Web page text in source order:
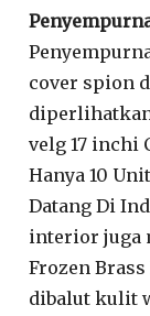
cover spion
velg 17 inchi
Hanya 10
Datang Di
interior juga
Frozen
dibalut kulit